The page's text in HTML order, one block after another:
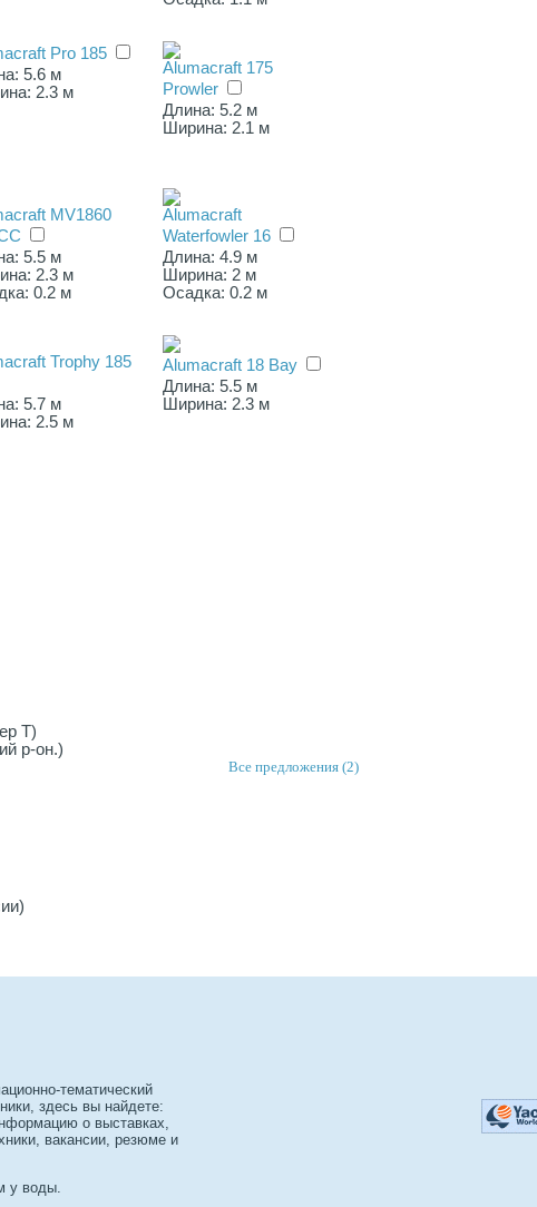
Pro 185
5.6 м
2.3 м
Alumacraft 175
Prowler
Длина: 5.2 м
Ширина: 2.1 м
MV1860
5.5 м
2.3 м
0.2 м
Alumacraft
Waterfowler 16
Длина: 4.9 м
Ширина: 2 м
Осадка: 0.2 м
Trophy 185
5.7 м
2.5 м
Alumacraft 18 Bay
Длина: 5.5 м
Ширина: 2.3 м
Т)
р-он.)
Все предложения (2)
тематический
здесь вы найдете:
о выставках,
вакансии, резюме и
у воды.